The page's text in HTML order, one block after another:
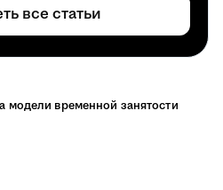
все статьи
модели временной занятости